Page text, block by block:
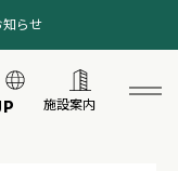
らせ
施設案内